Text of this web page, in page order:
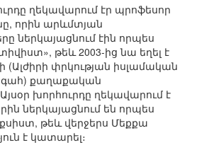
ղեկավարում էր պրոֆեսոր
որին արևմտյան
ներկայացնում էին որպես
թեև 2003-ից նա եղել է
փրկության իսլամական
քաղաքական
խորհուրդը ղեկավարում է
ներկայացնում են որպես
թեև վերջերս Մեքքա
է կատարել։